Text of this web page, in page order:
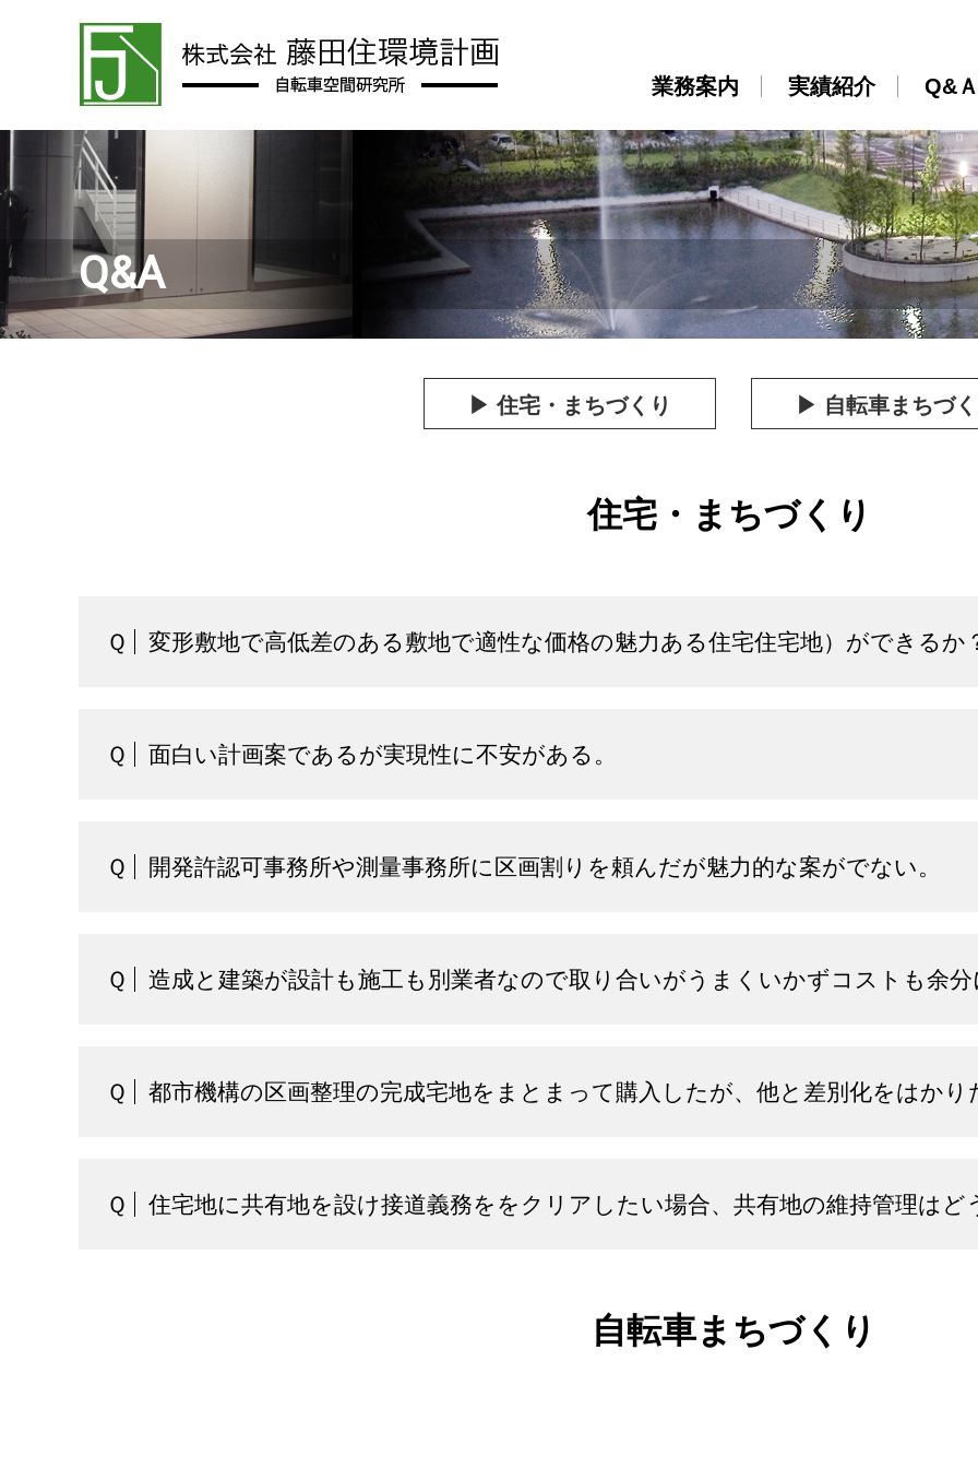
業務案内 実績紹介 Q&Ａ
Q&A
▶ 住宅・まちづくり ▶ 自転車まちづ
住宅・まちづくり
Ｑ 変形敷地で高低差のある敷地で適性な価格の魅力ある住宅住宅地）ができるか
Ｑ 面白い計画案であるが実現性に不安がある。
Ｑ 開発許認可事務所や測量事務所に区画割りを頼んだが魅力的な案がでない。
Ｑ 造成と建築が設計も施工も別業者なので取り合いがうまくいかずコストも余
Ｑ 都市機構の区画整理の完成宅地をまとまって購入したが、他と差別化をはかり
Ｑ 住宅地に共有地を設け接道義務ををクリアしたい場合、共有地の維持管理はど
自転車まちづくり